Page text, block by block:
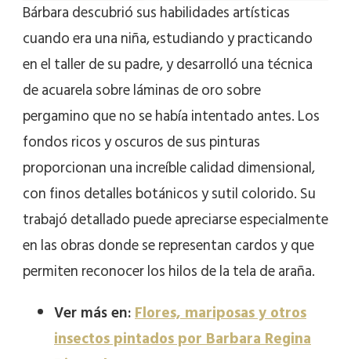
Bárbara descubrió sus habilidades artísticas
cuando era una niña, estudiando y practicando
en el taller de su padre, y desarrolló una técnica
de acuarela sobre láminas de oro sobre
pergamino que no se había intentado antes. Los
fondos ricos y oscuros de sus pinturas
proporcionan una increíble calidad dimensional,
con finos detalles botánicos y sutil colorido. Su
trabajó detallado puede apreciarse especialmente
en las obras donde se representan cardos y que
permiten reconocer los hilos de la tela de araña.
Ver más en:Flores, mariposas y otros
insectos pintados por Barbara Regina